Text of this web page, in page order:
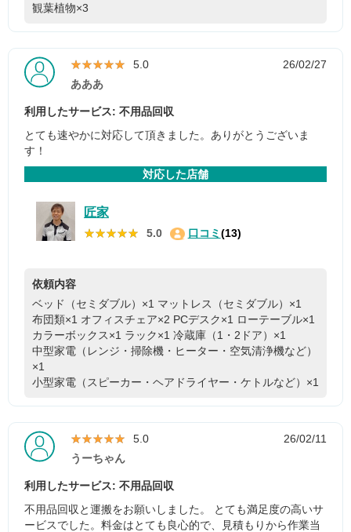
観葉植物×3
★★★★★
★★★★★ 5.0
26/02/27
あああ
利用したサービス: 不用品回収
とても速やかに対応して頂きました。ありがとうございま
す！
対応した店舗
匠家
★★★★★
★★★★★ 5.0 口コミ (13)
依頼内容
ベッド（セミダブル）×1 マットレス（セミダブル）×1
布団類×1 オフィスチェア×2 PCデスク×1 ローテーブル×1
カラーボックス×1 ラック×1 冷蔵庫（1・2ドア）×1
中型家電（レンジ・掃除機・ヒーター・空気清浄機など）
×1
小型家電（スピーカー・ヘアドライヤー・ケトルなど）×1
★★★★★
★★★★★ 5.0
26/02/11
うーちゃん
利用したサービス: 不用品回収
不用品回収と運搬をお願いしました。 とても満足度の高いサ
ービスでした。料金はとても良心的で、見積もりから作業当